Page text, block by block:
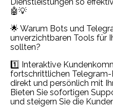
🤖💡
🌟 Warum Bots und
unverzichtbaren Tools für
sollten?
1️⃣ Interaktive
fortschrittlichen
direkt und persönlich mit
Bieten Sie sofortigen
und steigern Sie die